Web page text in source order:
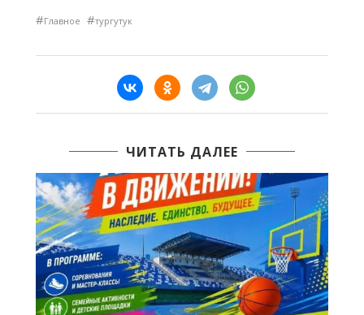
#Главное #тургутук
ЧИТАТЬ ДАЛЕЕ